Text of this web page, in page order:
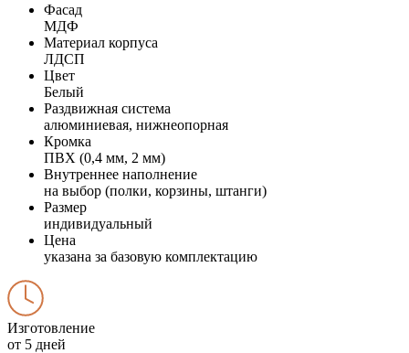
Фасад
МДФ
Материал корпуса
ЛДСП
Цвет
Белый
Раздвижная система
алюминиевая, нижнеопорная
Кромка
ПВХ (0,4 мм, 2 мм)
Внутреннее наполнение
на выбор (полки, корзины, штанги)
Размер
индивидуальный
Цена
указана за базовую комплектацию
Изготовление
от 5 дней